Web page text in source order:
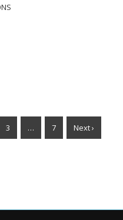
3 … 7 Next ›